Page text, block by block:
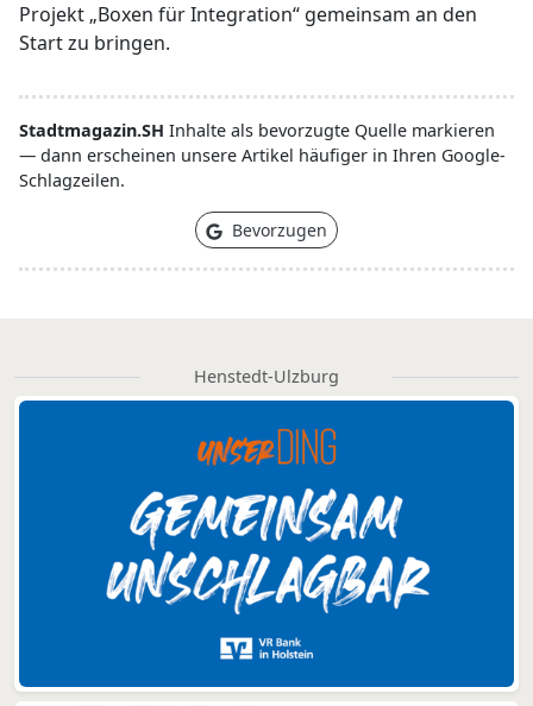
Projekt „Boxen für Integration“ gemeinsam an den
Start zu bringen.
Stadtmagazin.SH Inhalte als bevorzugte Quelle markieren
— dann erscheinen unsere Artikel häufiger in Ihren Google-
Schlagzeilen.
Bevorzugen
Henstedt-Ulzburg